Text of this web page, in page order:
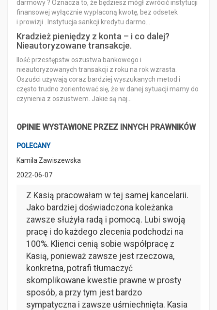
darmowy ? Oznacza to, że będziesz mógł zwrócić instytucji
finansowej wyłącznie wypłaconą kwotę, bez odsetek
i prowizji . Instytucja sankcji kredytu darmo…
Kradzież pieniędzy z konta – i co dalej?
Nieautoryzowane transakcje.
Ilość przestępstw oszustwa bankowego i
nieautoryzowanych transakcji z roku na rok wzrasta.
Oszuści używają coraz bardziej wyszukanych metod i
często trudno zorientować się, że w danej sytuacji mamy do
czynienia z oszustwem. Jakie są naj…
OPINIE WYSTAWIONE PRZEZ INNYCH PRAWNIKÓW
POLECANY
Kamila Zawiszewska
2022-06-07
Z Kasią pracowałam w tej samej kancelarii.
Jako bardziej doświadczona koleżanka
zawsze służyła radą i pomocą. Lubi swoją
pracę i do każdego zlecenia podchodzi na
100%. Klienci cenią sobie współpracę z
Kasią, ponieważ zawsze jest rzeczowa,
konkretna, potrafi tłumaczyć
skomplikowane kwestie prawne w prosty
sposób, a przy tym jest bardzo
sympatyczna i zawsze uśmiechnięta. Kasia